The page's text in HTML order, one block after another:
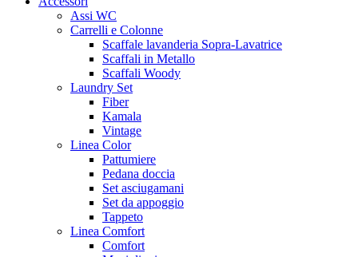
Assi WC
Carrelli e Colonne
Scaffale lavanderia Sopra-Lavatrice
Scaffali in Metallo
Scaffali Woody
Laundry Set
Fiber
Kamala
Vintage
Linea Color
Pattumiere
Pedana doccia
Set asciugamani
Set da appoggio
Tappeto
Linea Comfort
Comfort